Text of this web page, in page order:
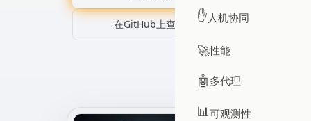
✋ 人机协同
🚀性能
🤖 多代理
📊可观测性
在GitHub上查看 ↗